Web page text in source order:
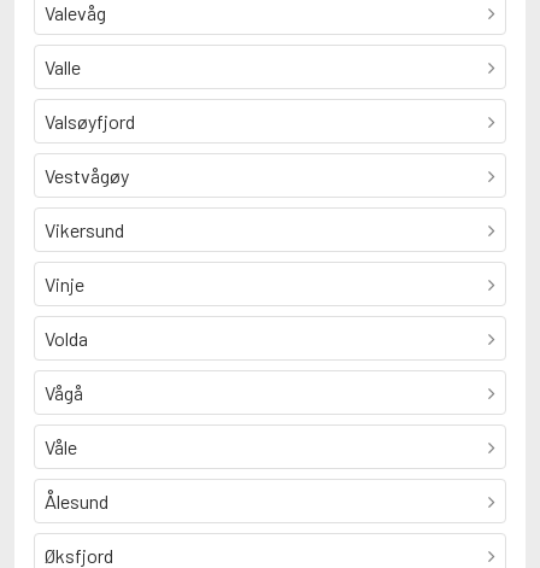
Valevåg
Valle
Valsøyfjord
Vestvågøy
Vikersund
Vinje
Volda
Vågå
Våle
Ålesund
Øksfjord